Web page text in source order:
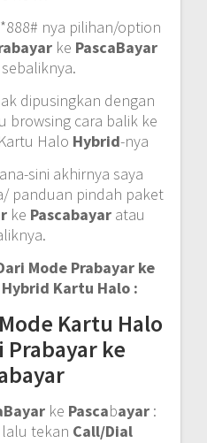
nya pilihan/option
ke PascaBayar
dipusingkan dengan
browsing cara balik ke
Halo Hybrid-nya
sini akhirnya saya
panduan pindah paket
ke Pascabayaratau
Mode Prabayar ke
Kartu Halo :
Kartu Halo
ke
ke Pascabayar :
lalu tekan Call/Dial